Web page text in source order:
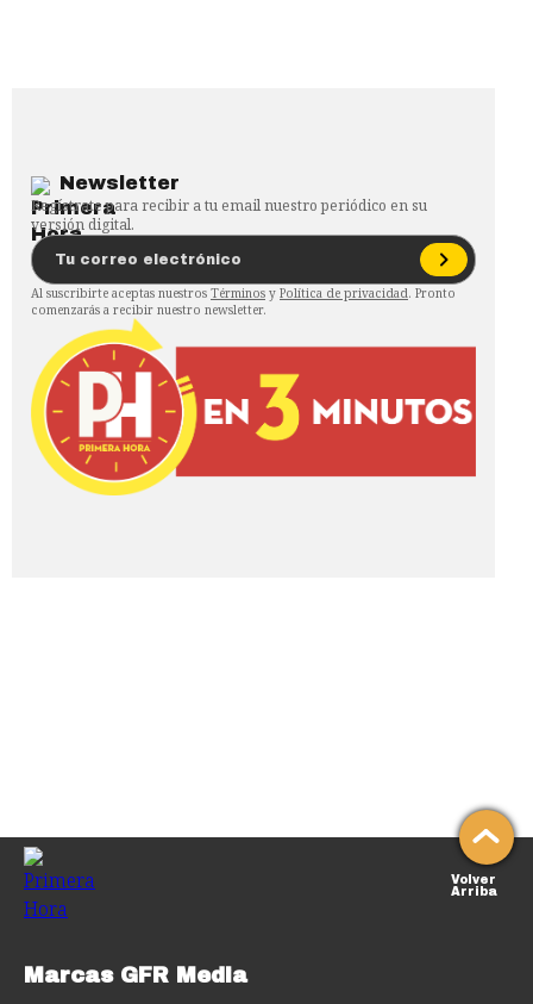
Newsletter
Regístrate para recibir a tu email nuestro periódico en su
versión digital.
Al suscribirte aceptas nuestros Términos y Política de privacidad. Pronto
comenzarás a recibir nuestro newsletter.
Volver
Arriba
Marcas GFR Media